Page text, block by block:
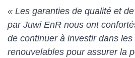
« Les garanties de qualité et
par Juwi EnR nous ont
de continuer à investir dans les
renouvelables pour assurer la